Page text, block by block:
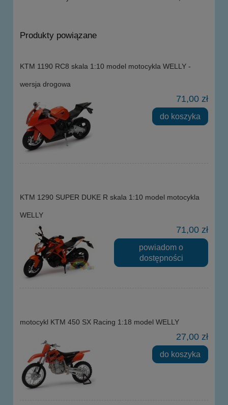
Produkty powiązane
KTM 1190 RC8 skala 1:10 model motocykla WELLY -
wersja drogowa
71,00 zł
do koszyka
KTM 1290 SUPER DUKE R skala 1:10 model motocykla
WELLY
71,00 zł
powiadom o
dostępności
motocykl KTM 450 SX Racing 1:18 model WELLY
27,00 zł
do koszyka